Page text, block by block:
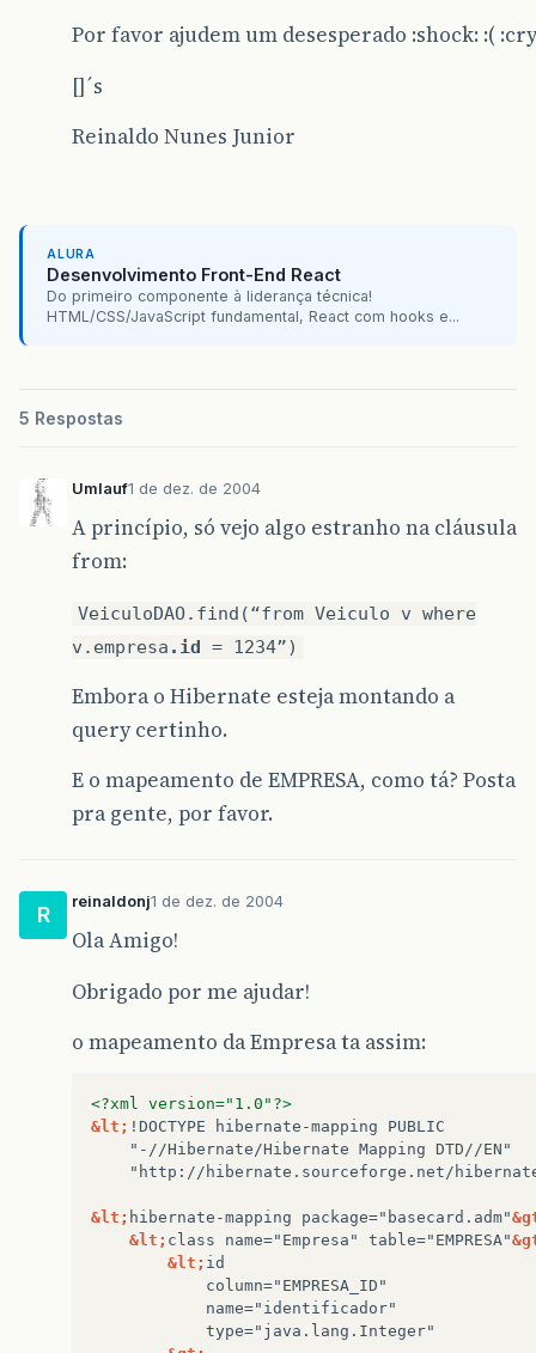
/ &gt;
&lt;column
&lt;/many-to-one&gt;
&lt;many-to-one class="Empresa"
&lt;column name="EMPRESA_ID"
&lt;key column="RENAVAM" /&gt;
Por favor ajudem um desesperado :shock: :(
[]´s
Reinaldo Nunes Junior
ALURA
Desenvolvimento Front-End React
Do primeiro componente à liderança técnica!
HTML/CSS/JavaScript fundamental, React com hooks e...
5 Respostas
Umlauf1 de dez. de 2004
A princípio, só vejo algo estranho na cláusula
from:
VeiculoDAO.find(“from Veiculo v where
v.empresa .id = 1234”)
Embora o Hibernate esteja montando a
query certinho.
E o mapeamento de EMPRESA, como tá? Posta
pra gente, por favor.
R
reinaldonj1 de dez. de 2004
Ola Amigo!
Obrigado por me ajudar!
o mapeamento da Empresa ta assim:
<?xml version="1.0"?>
&lt; !DOCTYPE hibernate-mapping
"-//Hibernate/Hibernate Mapping
"http://hibernate.sourceforge.net/
&lt; hibernate-mapping package="basecard.adm"
&lt; class name="Empresa" table="EMPRESA"
&lt;